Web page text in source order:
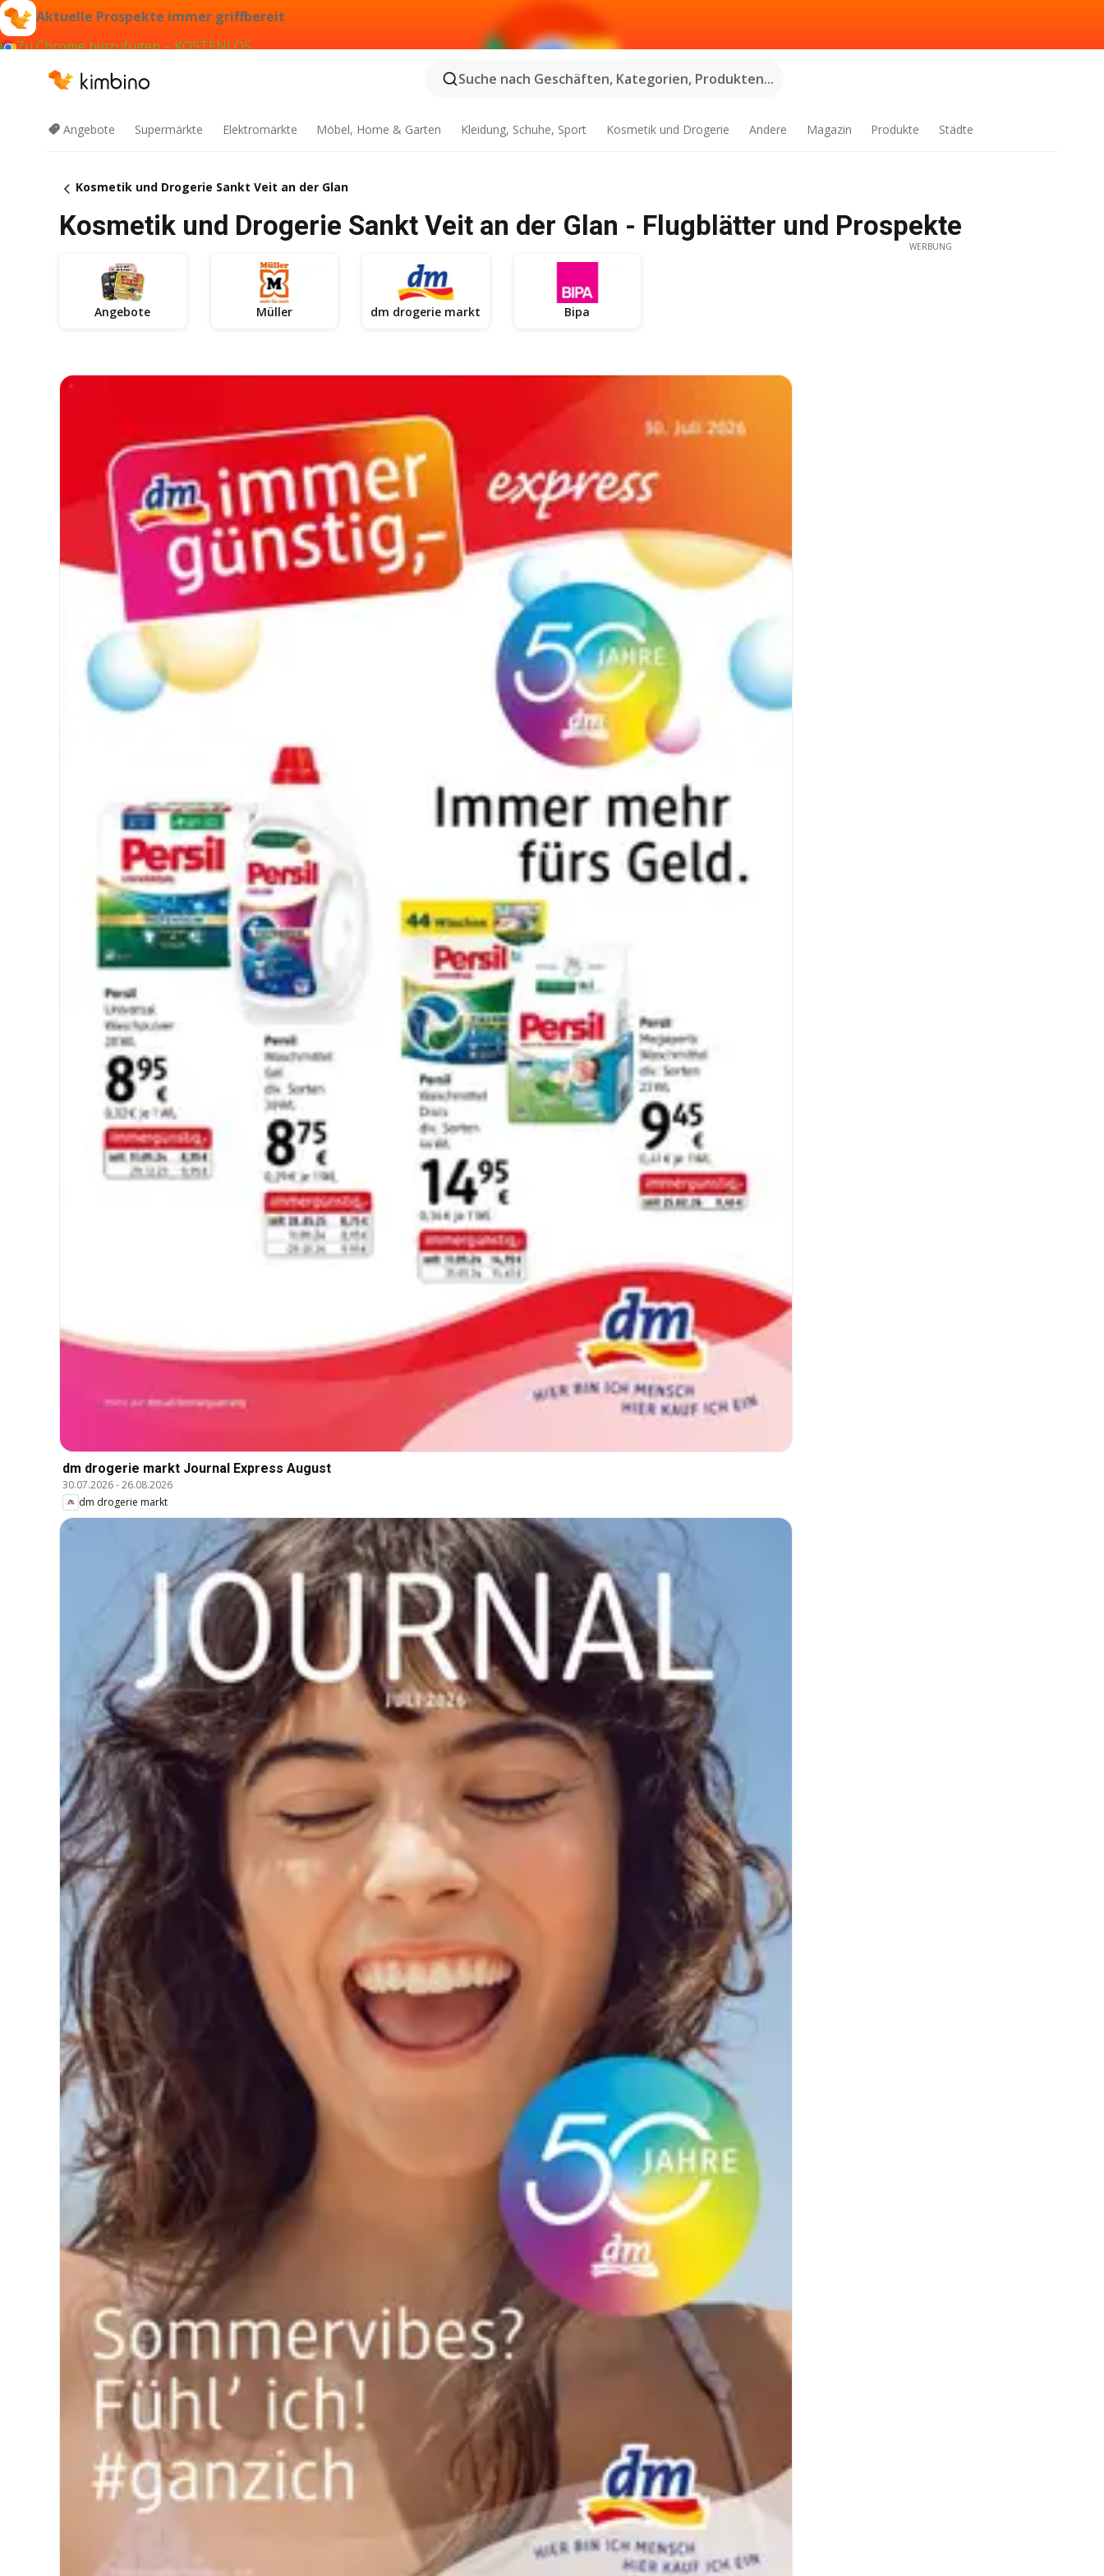
Aktuelle Prospekte immer griffbereit
Zu Chrome hinzufügen – KOSTENLOS
Suche nach Geschäften, Kategorien, Produkten...
Angebote Supermärkte Elektromärkte Möbel, Home & Garten Kleidung, Schuhe, Sport Kosmetik und Drogerie Andere Magazin Produkte Städte
Kosmetik und Drogerie Sankt Veit an der Glan
Kosmetik und Drogerie Sankt Veit an der Glan - Flugblätter und Prospekte
Angebote Müller dm drogerie markt Bipa
dm drogerie markt Journal Express August
30.07.2026-26.08.2026
dm drogerie markt
WERBUNG